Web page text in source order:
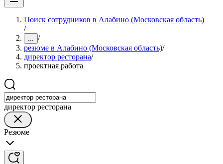
Поиск сотрудников в Алабино (Московская область)
/
... /
резюме в Алабино (Московская область)/
директор ресторана/
проектная работа
директор ресторана
Резюме